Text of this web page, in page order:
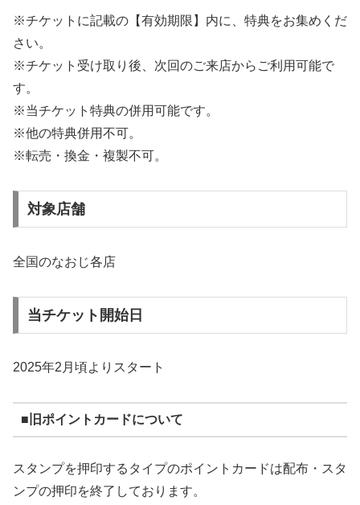
※チケットに記載の【有効期限】内に、特典をお集めくだ
さい。
※チケット受け取り後、次回のご来店からご利用可能で
す。
※当チケット特典の併用可能です。
※他の特典併用不可。
※転売・換金・複製不可。
対象店舗
全国のなおじ各店
当チケット開始日
2025年2月頃よりスタート
■旧ポイントカードについて
スタンプを押印するタイプのポイントカードは配布・スタ
ンプの押印を終了しております。